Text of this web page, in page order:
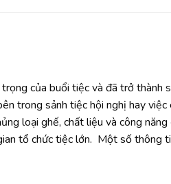
của buổi tiệc và đã trở thành
trong sảnh tiệc hội nghị hay việc
loại ghế, chất liệu và công
tổ chức tiệc lớn. Một số thông